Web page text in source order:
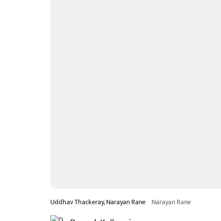
Uddhav Thackeray, Narayan Rane Narayan Rane